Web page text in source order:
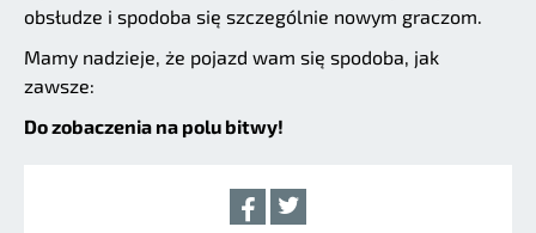
obsłudze i spodoba się szczególnie nowym graczom.
Mamy nadzieje, że pojazd wam się spodoba, jak
zawsze:
Do zobaczenia na polu bitwy!